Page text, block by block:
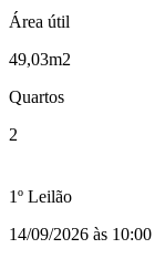
Área útil
49,03m2
Quartos
2
1º Leilão
14/09/2026 às 10:00